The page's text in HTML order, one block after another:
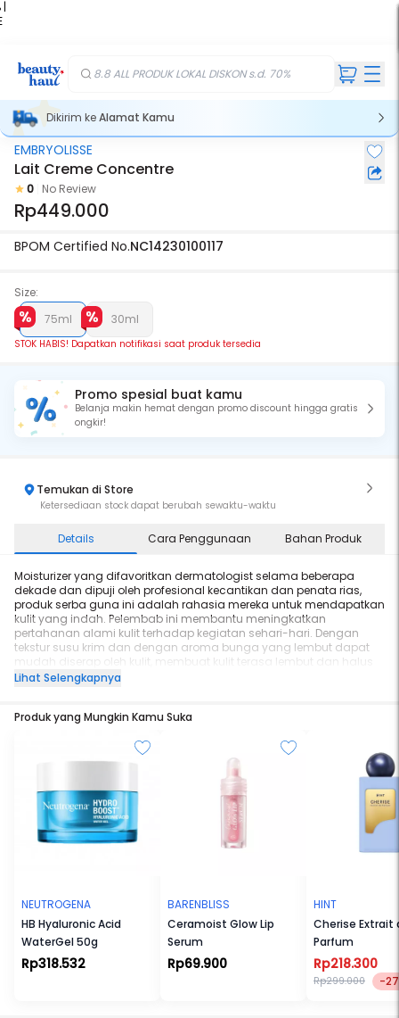
|
8.8 ALL PRODUK LOKAL DISKON s.d. 70%
Dikirim keAlamat Kamu
Stok Habis
EMBRYOLISSE
Lait Creme Concentre
0 No Review
Rp449.000
BPOM Certified No.NC14230100117
Size:
75ml
30ml
STOK HABIS! Dapatkan notifikasi saat produk tersedia
Promo spesial buat kamu
Belanja makin hemat dengan promo discount hingga gratis
ongkir!
Temukan di Store
Ketersediaan stock dapat berubah sewaktu-waktu
Details Cara Penggunaan Bahan Produk
Moisturizer yang difavoritkan dermatologist selama beberapa
dekade dan dipuji oleh profesional kecantikan dan penata rias,
produk serba guna ini adalah rahasia mereka untuk mendapatkan
kulit yang indah. Pelembab ini membantu meningkatkan
pertahanan alami kulit terhadap kegiatan sehari-hari. Dengan
tekstur susu krim dan dengan aroma bunga yang lembut dapat
mudah diserap oleh kulit, membuat kulit terasa lembut dan halus
sepanjang hari. dengan 6in 1 kegunaan yaitu : - Krim pelembab
- Pembersih
Lihat Selengkapnya
Produk yang Mungkin Kamu Suka
NEUTROGENA
HB Hyaluronic Acid
WaterGel 50g
Rp318.532
BARENBLISS
Ceramoist Glow Lip
Serum
Rp69.900
HINT
Cherise Extrait
Parfum
Rp218.300
Rp299.000 -